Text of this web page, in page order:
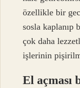
özellikle bir
sosla kaplanıp
çok daha
işlerinin
El açması